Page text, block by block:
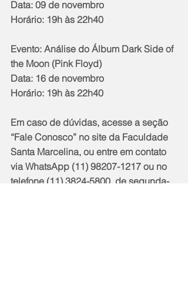
Data: 09 de novembro
Horário: 19h às 22h40
Evento: Análise do Álbum Dark Side of
the Moon (Pink Floyd)
Data: 16 de novembro
Horário: 19h às 22h40
Em caso de dúvidas, acesse a seção
“Fale Conosco” no site da Faculdade
Santa Marcelina, ou entre em contato
via WhatsApp (11) 98207-1217 ou no
telefone (11) 3824-5800, de segunda-